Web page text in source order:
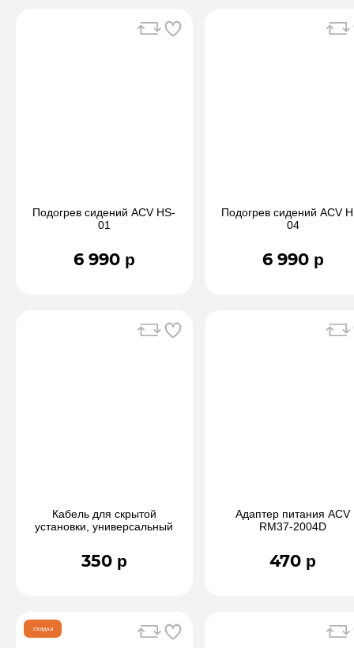
Подогрев сидений ACV HS-
01
6 990 р
Подогрев сидений ACV
04
6 990 р
Кабель для скрытой
установки, универсальный
350 р
Адаптер питания ACV
RM37-2004D
470 р
скидка